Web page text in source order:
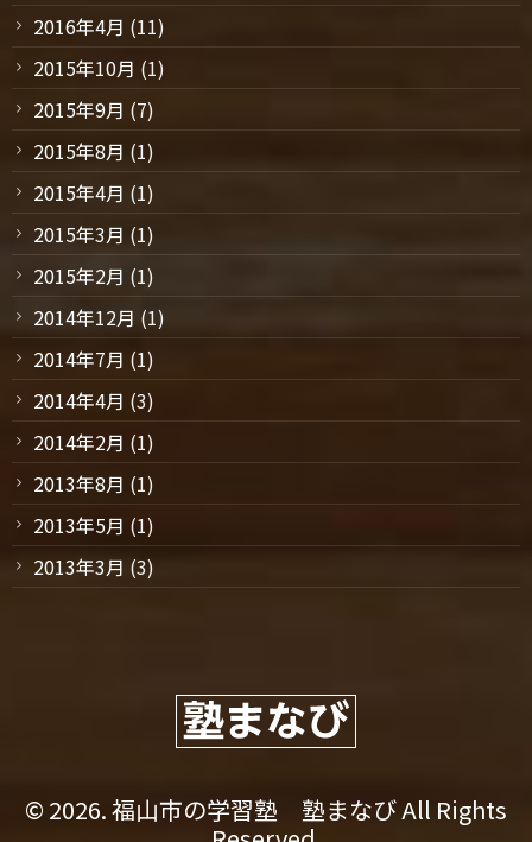
2016年4月 (11)
2015年10月 (1)
2015年9月 (7)
2015年8月 (1)
2015年4月 (1)
2015年3月 (1)
2015年2月 (1)
2014年12月 (1)
2014年7月 (1)
2014年4月 (3)
2014年2月 (1)
2013年8月 (1)
2013年5月 (1)
2013年3月 (3)
© 2026. 福山市の学習塾 塾まなび All Rights